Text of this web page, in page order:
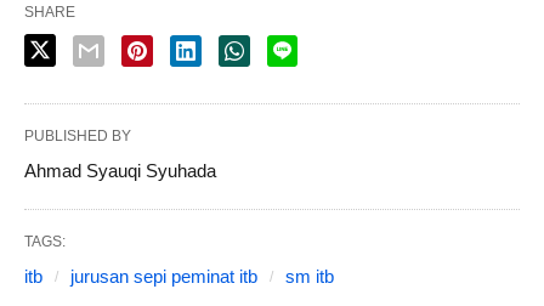
SHARE
PUBLISHED BY
Ahmad Syauqi Syuhada
TAGS:
itb jurusan sepi peminat itb sm itb